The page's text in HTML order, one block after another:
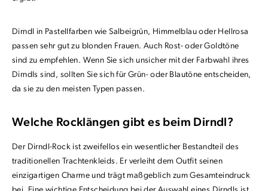
Dirndl in Pastellfarben wie Salbeigrün, Himmelblau oder Hellrosa
passen sehr gut zu blonden Frauen. Auch Rost- oder Goldtöne
sind zu empfehlen. Wenn Sie sich unsicher mit der Farbwahl ihres
Dirndls sind, sollten Sie sich für Grün- oder Blautöne entscheiden,
da sie zu den meisten Typen passen.
Welche Rocklängen gibt es beim Dirndl?
Der Dirndl-Rock ist zweifellos ein wesentlicher Bestandteil des
traditionellen Trachtenkleids. Er verleiht dem Outfit seinen
einzigartigen Charme und trägt maßgeblich zum Gesamteindruck